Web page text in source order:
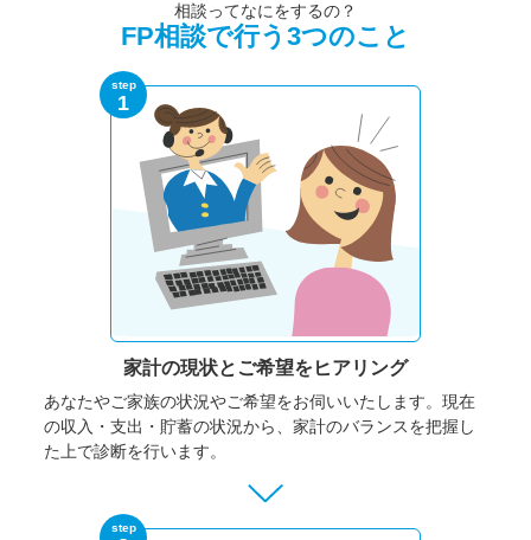
相談ってなにをするの？
FP相談で行う3つのこと
step
1
家計の現状と ご希望をヒアリング
あなたやご家族の状況やご希望をお伺いいたします。 現在
の収入・支出・貯蓄の状況から、家計のバランスを把握し
た上で診断を行います。
step